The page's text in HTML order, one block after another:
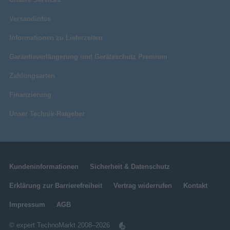
Versandinfos
Informationen zu Lieferzeiten
Garantieverlängerung und Geräteschutz Premium
Zahlungsarten
Finanzierung
Unser Technik-Ratgeber
Kundeninformationen Sicherheit & Datenschutz
Erklärung zur Barrierefreiheit Vertrag widerrufen Kontakt
Impressum AGB
© expert TechnoMarkt 2008–2026